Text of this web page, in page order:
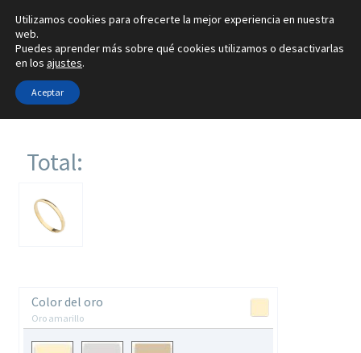
Ir
a
la
navegación
Ir
al
contenido
Inicio
Anillos
Pendientes
Sobre nosotros
Inicio Configurador
Color del oro
Oro amarillo
Total:
0 €
Utilizamos cookies para ofrecerte la mejor experiencia en nuestra
web.
Puedes aprender más sobre qué cookies utilizamos o desactivarlas
en los ajustes.
Aceptar